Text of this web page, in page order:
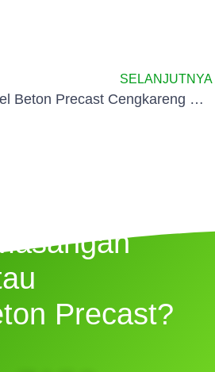
SELANJUTNYA
Pagar Panel Beton Precast Cengkareng Barat Jakarta
Precast?